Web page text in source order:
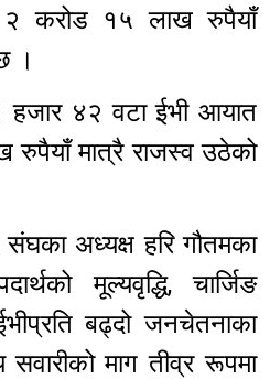
२ करोड १५ लाख रुपैयाँ
।
हजार ४२ वटा ईभी आयात
मात्रै राजस्व उठेको
संघका अध्यक्ष हरि गौतमका
मूल्यवृद्धि, चार्जिङ
बढ्दो जनचेतनाका
सवारीको माग तीव्र रूपमा